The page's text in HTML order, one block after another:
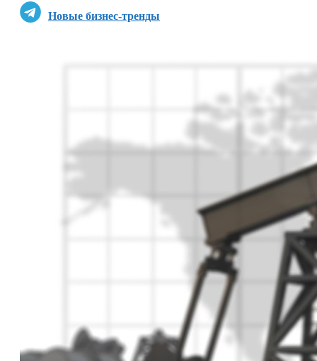
Новые бизнес-тренды